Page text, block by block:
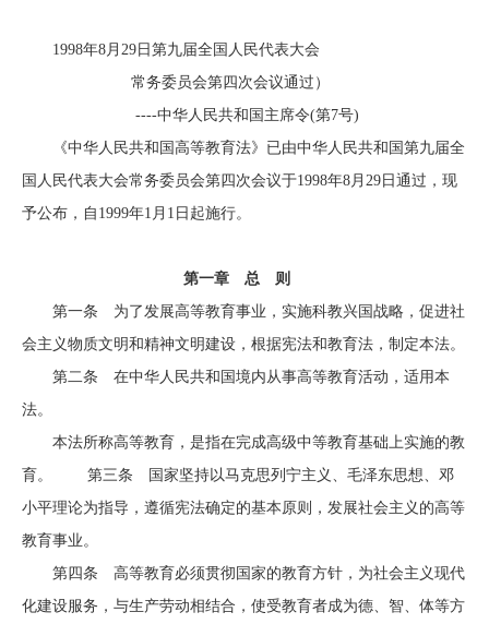
1998年8月29日第九届全国人民代表大会
常务委员会第四次会议通过）
----中华人民共和国主席令(第7号)
《中华人民共和国高等教育法》已由中华人民共和国第九届全
国人民代表大会常务委员会第四次会议于1998年8月29日通过，现
予公布，自1999年1月1日起施行。
第一章 总 则
第一条 为了发展高等教育事业，实施科教兴国战略，促进社
会主义物质文明和精神文明建设，根据宪法和教育法，制定本法。
第二条 在中华人民共和国境内从事高等教育活动，适用本
法。
本法所称高等教育，是指在完成高级中等教育基础上实施的教
育。 第三条 国家坚持以马克思列宁主义、毛泽东思想、邓
小平理论为指导，遵循宪法确定的基本原则，发展社会主义的高等
教育事业。
第四条 高等教育必须贯彻国家的教育方针，为社会主义现代
化建设服务，与生产劳动相结合，使受教育者成为德、智、体等方